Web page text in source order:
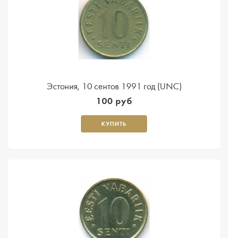
Эстония, 10 сентов 1991 год (UNC)
100 руб
КУПИТЬ